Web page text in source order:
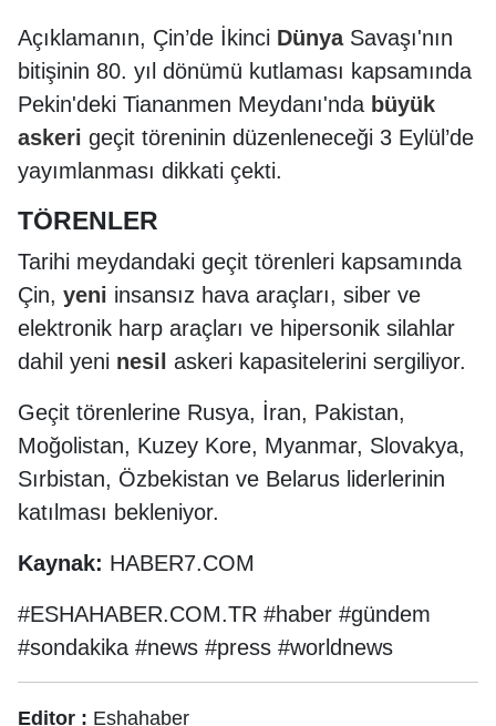
Açıklamanın, ⁠Çin’de İkinci DünyaSavaşı'nın
bitişinin 80. yıl dönümü kutlaması kapsamında
Pekin'deki Tiananmen Meydanı'nda büyük
askeri geçit töreninin düzenleneceği 3 Eylül’de
yayımlanması dikkati çekti.
TÖRENLER
Tarihi meydandaki geçit törenleri kapsamında
Çin, yeni insansız hava araçları, siber ve
elektronik harp araçları ve hipersonik silahlar
dahil yeni nesil askeri kapasitelerini sergiliyor.
Geçit törenlerine Rusya, İran, Pakistan,
Moğolistan, Kuzey Kore, Myanmar, Slovakya,
Sırbistan, Özbekistan ve Belarus liderlerinin
katılması bekleniyor.
Kaynak: HABER7.COM
#ESHAHABER.COM.TR #haber #gündem
#sondakika #news #press #worldnews
Editor : Eshahaber